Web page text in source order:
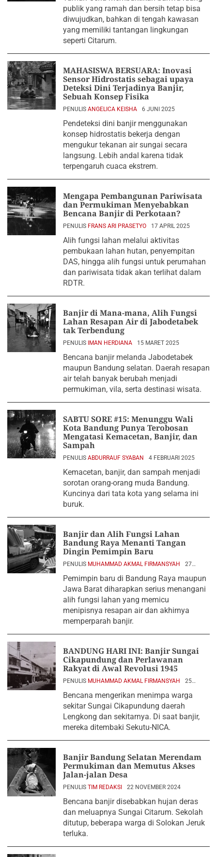
publik yang ramah dan bersih tetap bisa
diwujudkan, bahkan di tengah kawasan
yang memiliki tantangan lingkungan
seperti Citarum.
MAHASISWA BERSUARA: Inovasi
Sensor Hidrostatis sebagai upaya
Deteksi Dini Terjadinya Banjir,
Sebuah Konsep Fisika
PENULIS ANGELICA KEISHA 6 JUNI 2025
Pendeteksi dini banjir menggunakan
konsep hidrostatis bekerja dengan
mengukur tekanan air sungai secara
langsung. Lebih andal karena tidak
terpengaruh cuaca ekstrem.
Mengapa Pembangunan Pariwisata
dan Permukiman Menyebabkan
Bencana Banjir di Perkotaan?
PENULIS FRANS ARI PRASETYO 17 APRIL 2025
Alih fungsi lahan melalui aktivitas
pembukaan lahan hutan, penyempitan
DAS, hingga alih fungsi untuk perumahan
dan pariwisata tidak akan terlihat dalam
RDTR.
Banjir di Mana-mana, Alih Fungsi
Lahan Resapan Air di Jabodetabek
tak Terbendung
PENULIS IMAN HERDIANA 15 MARET 2025
Bencana banjir melanda Jabodetabek
maupun Bandung selatan. Daerah resapan
air telah banyak berubah menjadi
permukiman, vila, serta destinasi wisata.
SABTU SORE #15: Menunggu Wali
Kota Bandung Punya Terobosan
Mengatasi Kemacetan, Banjir, dan
Sampah
PENULIS ABDURRAUF SYABAN 4 FEBRUARI 2025
Kemacetan, banjir, dan sampah menjadi
sorotan orang-orang muda Bandung.
Kuncinya dari tata kota yang selama ini
buruk.
Banjir dan Alih Fungsi Lahan
Bandung Raya Menanti Tangan
Dingin Pemimpin Baru
PENULIS MUHAMMAD AKMAL FIRMANSYAH
27
Pemimpin baru di Bandung Raya maupun
Jawa Barat diharapkan serius menangani
alih fungsi lahan yang memicu
menipisnya resapan air dan akhirnya
memperparah banjir.
BANDUNG HARI INI: Banjir Sungai
Cikapundung dan Perlawanan
Rakyat di Awal Revolusi 1945
PENULIS MUHAMMAD AKMAL FIRMANSYAH
25
Bencana mengerikan menimpa warga
sekitar Sungai Cikapundung daerah
Lengkong dan sekitarnya. Di saat banjir,
mereka ditembaki Sekutu-NICA.
Banjir Bandung Selatan Merendam
Permukiman dan Memutus Akses
Jalan-jalan Desa
PENULIS TIM REDAKSI 22 NOVEMBER 2024
Bencana banjir disebabkan hujan deras
dan meluapnya Sungai Citarum. Sekolah
ditutup, beberapa warga di Solokan Jeruk
terluka.